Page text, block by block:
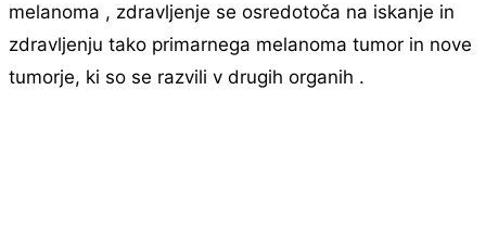
melanoma , zdravljenje se osredotoča na iskanje in
zdravljenju tako primarnega melanoma tumor in nove
tumorje, ki so se razvili v drugih organih .